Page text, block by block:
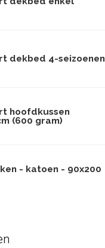
dekbed 4-seizoenen
hoofdkussen
(600 gram)
- katoen - 90x200